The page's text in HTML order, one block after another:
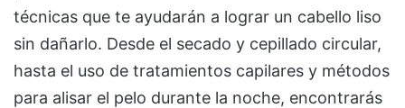
técnicas que te ayudarán a lograr un cabello liso
sin dañarlo. Desde el secado y cepillado circular,
hasta el uso de tratamientos capilares y métodos
para alisar el pelo durante la noche, encontrarás